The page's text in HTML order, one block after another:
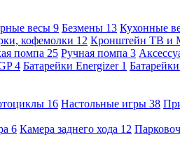
весы 9 Безмены 13 Кухонные
кофемолки 12 Кронштейн ТВ и
помпа 25 Ручная помпа 3
4 Батарейки Energizer 1
16 Настольные игры 38
6 Камера заднего хода 12